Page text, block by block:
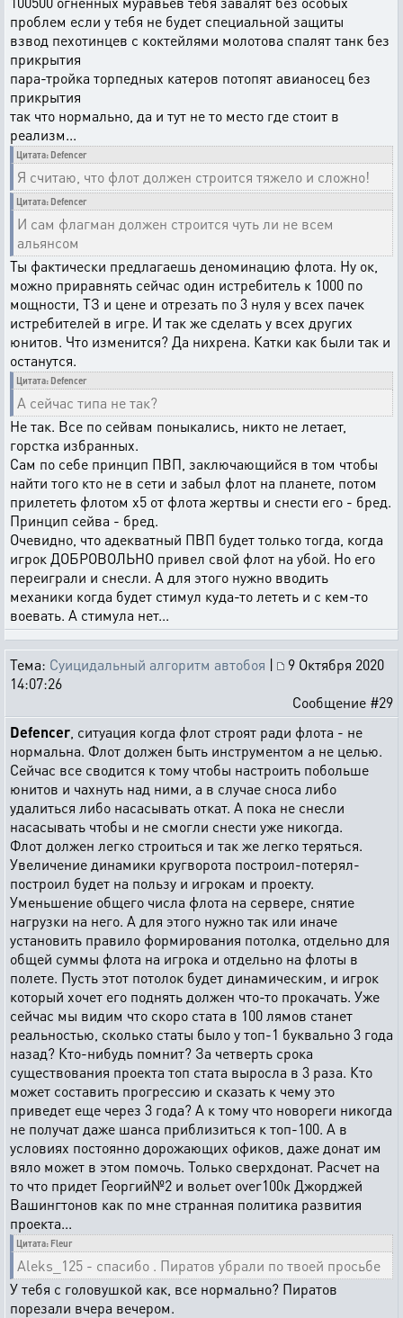
проблем если у тебя не будет специальной защиты
взвод пехотинцев с коктейлями молотова спалят танк без
прикрытия
пара-тройка торпедных катеров потопят авианосец без
прикрытия
так что нормально, да и тут не то место где стоит в
реализм...
Цитата: Defencer
Я считаю, что флот должен строится тяжело и сложно!
Цитата: Defencer
И сам флагман должен строится чуть ли не всем
альянсом
Ты фактически предлагаешь деноминацию флота. Ну ок,
можно приравнять сейчас один истребитель к 1000 по
мощности, ТЗ и цене и отрезать по 3 нуля у всех пачек
истребителей в игре. И так же сделать у всех других
юнитов. Что изменится? Да нихрена. Катки как были так и
останутся.
Цитата: Defencer
А сейчас типа не так?
Не так. Все по сейвам поныкались, никто не летает,
горстка избранных.
Сам по себе принцип ПВП, заключающийся в том чтобы
найти того кто не в сети и забыл флот на планете, потом
прилететь флотом х5 от флота жертвы и снести его - бред.
Принцип сейва - бред.
Очевидно, что адекватный ПВП будет только тогда, когда
игрок ДОБРОВОЛЬНО привел свой флот на убой. Но его
переиграли и снесли. А для этого нужно вводить
механики когда будет стимул куда-то лететь и с кем-то
воевать. А стимула нет...
Тема: Суицидальный алгоритм автобоя |
9 Октября 2020
14:07:26
Сообщение #29
Defencer , ситуация когда флот строят ради флота - не
нормальна. Флот должен быть инструментом а не целью.
Сейчас все сводится к тому чтобы настроить побольше
юнитов и чахнуть над ними, а в случае сноса либо
удалиться либо насасывать откат. А пока не снесли
насасывать чтобы и не смогли снести уже никогда.
Флот должен легко строиться и так же легко теряться.
Увеличение динамики кругворота построил-потерял-
построил будет на пользу и игрокам и проекту.
Уменьшение общего числа флота на сервере, снятие
нагрузки на него. А для этого нужно так или иначе
установить правило формирования потолка, отдельно для
общей суммы флота на игрока и отдельно на флоты в
полете. Пусть этот потолок будет динамическим, и игрок
который хочет его поднять должен что-то прокачать. Уже
сейчас мы видим что скоро стата в 100 лямов станет
реальностью, сколько статы было у топ-1 буквально 3 года
назад? Кто-нибудь помнит? За четверть срока
существования проекта топ стата выросла в 3 раза. Кто
может составить прогрессию и сказать к чему это
приведет еще через 3 года? А к тому что новореги никогда
не получат даже шанса приблизиться к топ-100. А в
условиях постоянно дорожающих офиков, даже донат им
вяло может в этом помочь. Только сверхдонат. Расчет на
то что придет Георгий№2 и вольет over100к Джорджей
Вашингтонов как по мне странная политика развития
проекта...
Цитата: Fleur
Aleks_125 - спасибо . Пиратов убрали по твоей просьбе
У тебя с головушкой как, все нормально? Пиратов
порезали вчера вечером.